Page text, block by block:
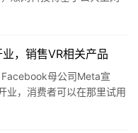
力把握元宇宙及亚运机…
，销售VR相关产品
母公司Meta宣
业，消费者可以在那里试用
该“元宇宙…